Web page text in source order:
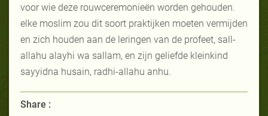
voor wie deze rouwceremonieën worden gehouden.
elke moslim zou dit soort praktijken moeten vermijden
en zich houden aan de leringen van de profeet, sall-
allahu alayhi wa sallam, en zijn geliefde kleinkind
sayyidna husain, radhi-allahu anhu.
Share :